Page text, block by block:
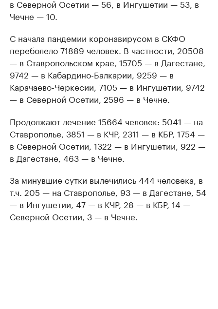
в Северной Осетии — 56, в Ингушетии — 53, в
Чечне — 10.
С начала пандемии коронавирусом в СКФО
переболело 71889 человек. В частности, 20508
— в Ставропольском крае, 15705 — в Дагестане,
9742 — в Кабардино-Балкарии, 9259 — в
Карачаево-Черкесии, 7105 — в Ингушетии, 9742
— в Северной Осетии, 2596 — в Чечне.
Продолжают лечение 15664 человек: 5041 — на
Ставрополье, 3851 — в КЧР, 2311 — в КБР, 1754 —
в Северной Осетии, 1322 — в Ингушетии, 922 —
в Дагестане, 463 — в Чечне.
За минувшие сутки вылечились 444 человека, в
т.ч. 205 — на Ставрополье, 93 — в Дагестане, 54
— в Ингушетии, 47 — в КЧР, 28 — в КБР, 14 —
Северной Осетии, 3 — в Чечне.